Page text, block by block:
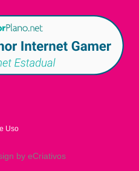
Uso
by eCriativos